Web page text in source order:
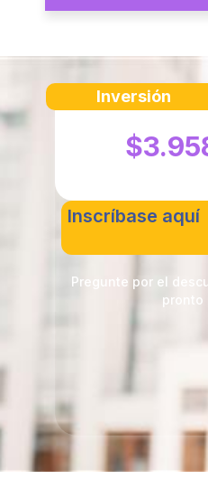
Inversión
Inscríbase aquí
Pregunte por el
pronto